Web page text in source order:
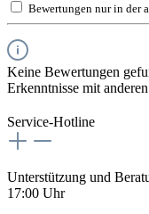
Bewertungen nur in der
Keine Bewertungen
Erkenntnisse mit
Service-Hotline
Unterstützung und
17:00 Uhr